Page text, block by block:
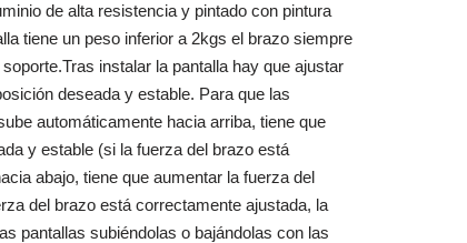
de alta resistencia y pintado con pintura
tiene un peso inferior a 2kgs el brazo siempre
instalar la pantalla hay que ajustar
deseada y estable. Para que las
automáticamente hacia arriba, tiene que
y estable (si la fuerza del brazo está
abajo, tiene que aumentar la fuerza del
del brazo está correctamente ajustada, la
pantallas subiéndolas o bajándolas con las